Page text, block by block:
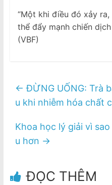
“Một khi điều đó xảy
thể đẩy mạnh chiến
(VBF)
← ĐỪNG UỐNG: Trà
u khi nhiễm hóa chất
Khoa học lý giải vì
u hơn →
ĐỌC THÊM